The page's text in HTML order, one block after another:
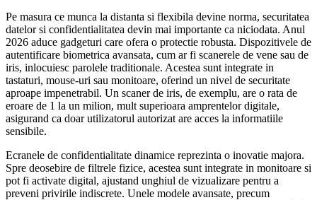
Pe masura ce munca la distanta si flexibila devine norma, securitatea
datelor si confidentialitatea devin mai importante ca niciodata. Anul
2026 aduce gadgeturi care ofera o protectie robusta. Dispozitivele de
autentificare biometrica avansata, cum ar fi scanerele de vene sau de
iris, inlocuiesc parolele traditionale. Acestea sunt integrate in
tastaturi, mouse-uri sau monitoare, oferind un nivel de securitate
aproape impenetrabil. Un scaner de iris, de exemplu, are o rata de
eroare de 1 la un milion, mult superioara amprentelor digitale,
asigurand ca doar utilizatorul autorizat are acces la informatiile
sensibile.
Ecranele de confidentialitate dinamice reprezinta o inovatie majora.
Spre deosebire de filtrele fizice, acestea sunt integrate in monitoare si
pot fi activate digital, ajustand unghiul de vizualizare pentru a
preveni privirile indiscrete. Unele modele avansate, precum